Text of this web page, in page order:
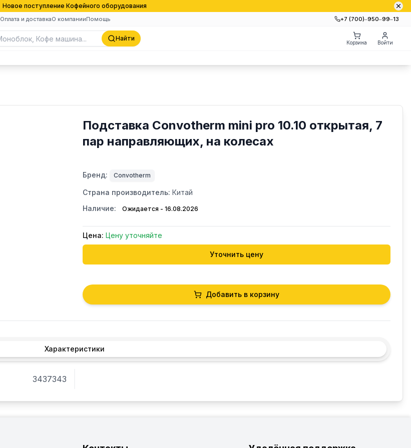
Новое поступление Кофейного оборудования
Оплата и доставкаО компанииПомощь +7 (700)‒950‒99‒13
Найти
Корзина Войти
Подставка Convotherm mini pro 10.10 открытая, 7
пар направляющих, на колесах
Бренд: Convotherm
Страна производитель: Китай
Наличие:
Ожидается - 16.08.2026
Цена: Цену уточняйте
Уточнить цену
Добавить в корзину
Характеристики
3437343